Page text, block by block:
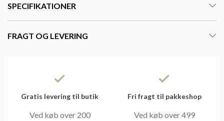
SPECIFIKATIONER
FRAGT OG LEVERING
Gratis levering til butik
Ved køb over 200
Fri fragt til pakkeshop
Ved køb over 499